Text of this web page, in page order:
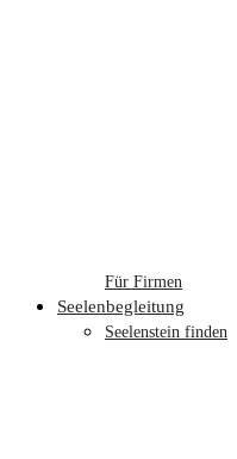
Für Firmen
Seelenbegleitung
Seelenstein finden